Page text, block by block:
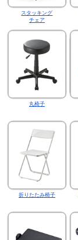
スタッキング
チェア
丸椅子
折りたたみ椅子